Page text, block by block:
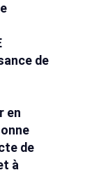
de
en
de
à